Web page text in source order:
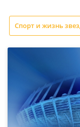
Спорт и жизнь